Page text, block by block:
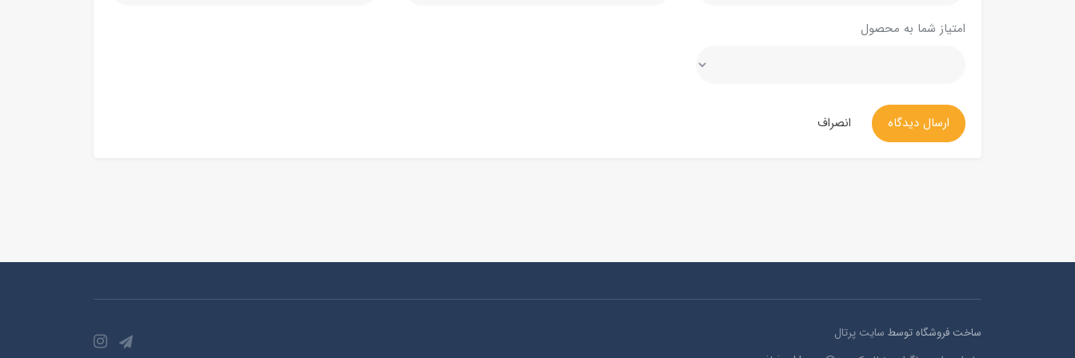
امتیاز شما به محصول
ارسال دیدگاه انصراف
ساخت فروشگاه توسط سایت پرتال